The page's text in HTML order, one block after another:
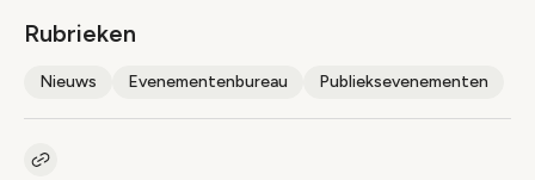
Rubrieken
Nieuws Evenementenbureau Publieksevenementen
Kopieer link naar artikel